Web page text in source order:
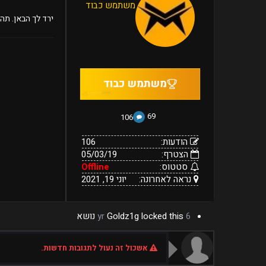
הצטרף:
סטטוס:
Offline
נראה
לאחרונה:
משתמש כבוד
69
106
הודעות:
106
הצטרף:
05/03/19
סטטוס:
Offline
נראה לאחרונה:
יוני 19, 2021
ירד לך הבאן.
6 yr
Goldz1g locked this נושא
אשכול זה נעול לתגובות חדשות.